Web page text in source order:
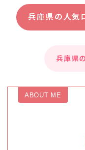
兵庫県の人気
兵庫県
ABOUT ME